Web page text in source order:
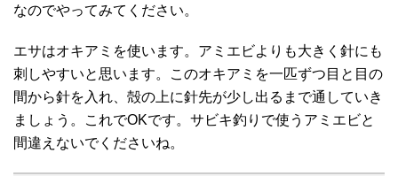
なのでやってみてください。
エサはオキアミを使います。アミエビよりも大きく針にも
刺しやすいと思います。このオキアミを一匹ずつ目と目の
間から針を入れ、殻の上に針先が少し出るまで通していき
ましょう。これでOKです。サビキ釣りで使うアミエビと
間違えないでくださいね。